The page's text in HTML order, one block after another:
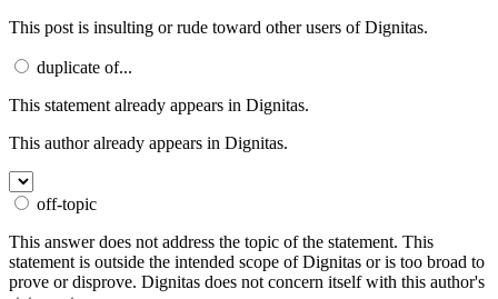
This post is insulting or rude toward other users of Dignitas.
duplicate of...
This statement already appears in Dignitas.
This author already appears in Dignitas.
off-topic
This answer does not address the topic of the statement. This
statement is outside the intended scope of Dignitas or is too broad to
prove or disprove. Dignitas does not concern itself with this author's